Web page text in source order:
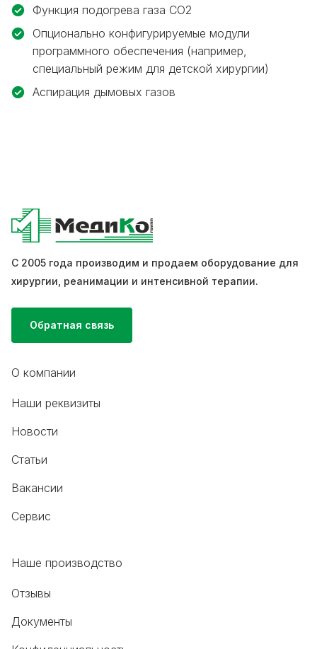
Функция подогрева газа CO2
Опционально конфигурируемые модули
программного обеспечения (например,
специальный режим для детской хирургии)
Аспирация дымовых газов
С 2005 года производим и продаем оборудование для
хирургии, реанимации и интенсивной терапии.
Обратная связь
О компании
Наши реквизиты
Новости
Статьи
Вакансии
Сервис
Наше производство
Отзывы
Документы